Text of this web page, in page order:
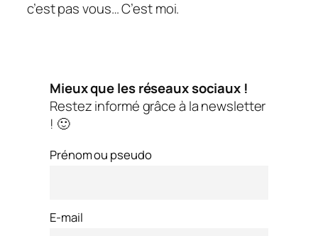
c’est pas vous… C’est moi.
Mieux que les réseaux sociaux !
Restez informé grâce à la newsletter
! 🙂
Prénom ou pseudo
E-mail